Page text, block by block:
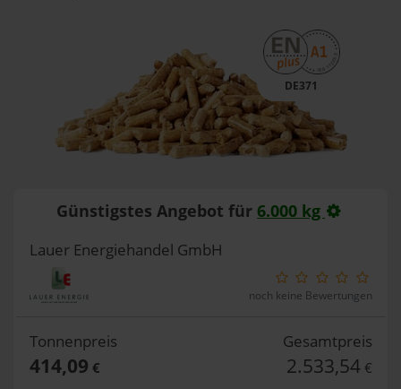
DE371
Günstigstes Angebot für 6.000 kg
Lauer Energiehandel GmbH
noch keine Bewertungen
Tonnenpreis
414,09 €
Gesamtpreis
2.533,54 €